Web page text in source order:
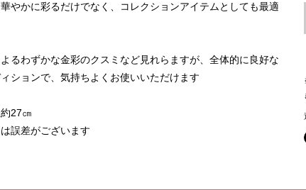
やかに彩るだけでなく、コレクションアイテムとしても最適
るわずかな金彩のクスミなど見れらますが、全体的に良好な
ションで、気持ちよくお使いいただけます
約27㎝
誤差がございます